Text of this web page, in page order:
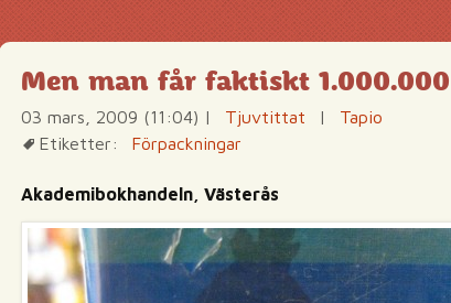
innehåll
Men man får faktiskt
03 mars, 2009 (11:04) | Tjuvtittat |
Tapio
Etiketter:
Förpackningar
Akademibokhandeln, Västerås